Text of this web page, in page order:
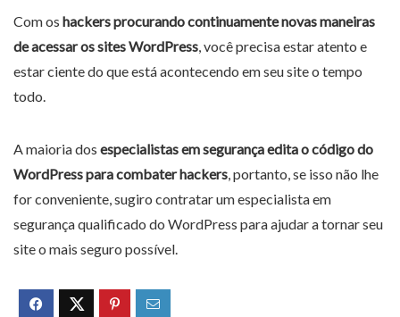
Com os hackers procurando continuamente novas maneiras
de acessar os sites WordPress , você precisa estar atento e
estar ciente do que está acontecendo em seu site o tempo
todo.
A maioria dos especialistas em segurança edita o código do
WordPress para combater hackers , portanto, se isso não lhe
for conveniente, sugiro contratar um especialista em
segurança qualificado do WordPress para ajudar a tornar seu
site o mais seguro possível.